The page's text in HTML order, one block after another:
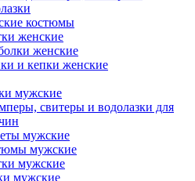
костюмы
женские
женские
и кепки женские
мужские
свитеры и водолазки для
мужские
мужские
мужские
мужские